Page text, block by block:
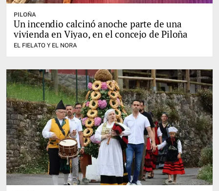
PILOÑA
Un incendio calcinó anoche parte de una
vivienda en Viyao, en el concejo de Piloña
EL FIELATO Y EL NORA